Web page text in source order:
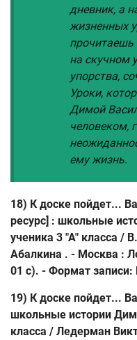
дневник, а
жизненных
на скучном
упорства,
Уроки,
Димой
человеком,
ему жизнь.
18) К доске пойдет...
ресурс] : школьные
ученика 3 "А" класса /
Абалкина . - Москва :
01 с). - Формат записи:
19) К доске пойдет...
школьные истории
класса / Ледерман